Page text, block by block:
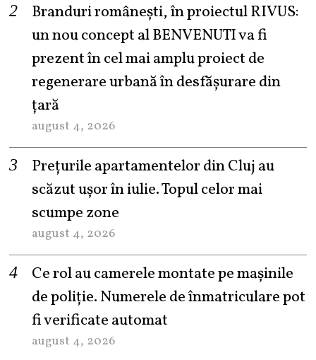
Branduri românești, în proiectul RIVUS:
un nou concept al BENVENUTI va fi
prezent în cel mai amplu proiect de
regenerare urbană în desfășurare din
țară
august 4, 2026
Prețurile apartamentelor din Cluj au
scăzut ușor în iulie. Topul celor mai
scumpe zone
august 4, 2026
Ce rol au camerele montate pe mașinile
de poliție. Numerele de înmatriculare pot
fi verificate automat
august 4, 2026